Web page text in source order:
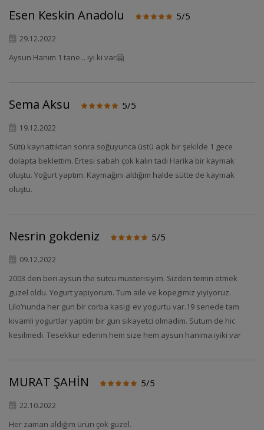
Esen Keskin Anadolu 5/5
29.12.2022
Aysun Hanım 1 tane... iyi ki var🤗
Sema Aksu 5/5
19.12.2022
Sütü kaynattıktan sonra soğuyunca üstü açık bir şekilde 1 gece
dolapta beklettim. Ertesi sabah çok kalın tadı Harika bir kaymak
oluştu. Yoğurt yaptım. Kaymağını aldığım halde sütte de kaymak
oluştu.
Nesrin gokdeniz 5/5
09.12.2022
2003 den beri aysun the sutcu musterisiyim. Sizden temin etmek
guzel oldu. Yogurt yapiyorum. Tum aile ve kopegimiz yiyiyoruz.
Lilo’nunda her gun bir corba kasigi ev yogurtu var.19 senede tam
kivamli yogurtlar yaptim bir gun sikayetci olmadim. Sutum de hic
kesilmedi. Tesekkur ederim hem size hem aysun hanima.iyiki var
MURAT ŞAHİN 5/5
22.10.2022
Her zaman aldığım ürün çok güzel.